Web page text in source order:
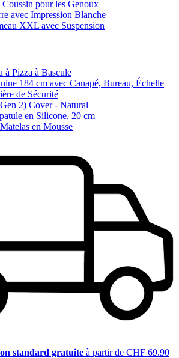
pour les Genoux
avec Impression Blanche
XXL avec Suspension
à Pizza à Bascule
184 cm avec Canapé, Bureau, Échelle
de Sécurité
2) Cover - Natural
en Silicone, 20 cm
en Mousse
standard gratuite à partir de CHF 69.90